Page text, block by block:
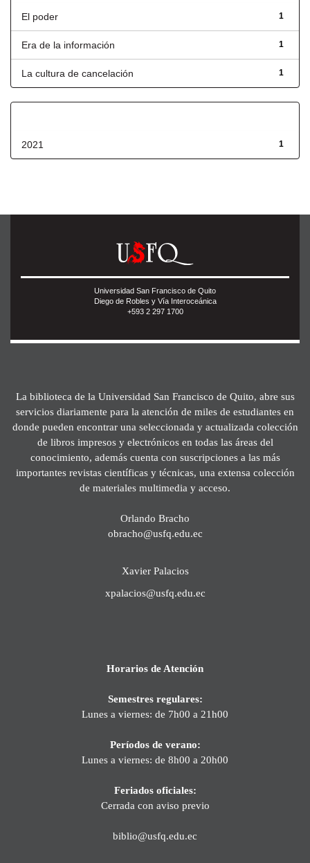
1
El poder
1
Era de la información
1
La cultura de cancelación
1
2021
Universidad San Francisco de Quito
Diego de Robles y Vía Interoceánica
+593 2 297 1700
La biblioteca de la Universidad San Francisco de Quito, abre sus
servicios diariamente para la atención de miles de estudiantes en
donde pueden encontrar una seleccionada y actualizada colección
de libros impresos y electrónicos en todas las áreas del
conocimiento, además cuenta con suscripciones a las más
importantes revistas científicas y técnicas, una extensa colección
de materiales multimedia y acceso.
Orlando Bracho
obracho@usfq.edu.ec
Xavier Palacios
xpalacios@usfq.edu.ec
Horarios de Atención
Semestres regulares:
Lunes a viernes: de 7h00 a 21h00
Períodos de verano:
Lunes a viernes: de 8h00 a 20h00
Feriados oficiales:
Cerrada con aviso previo
biblio@usfq.edu.ec